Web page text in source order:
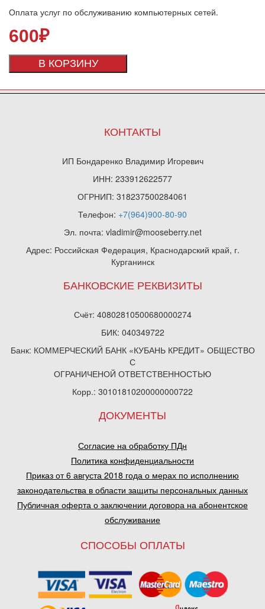
Оплата услуг по обслуживанию компьютерных сетей.
600₽
В КОРЗИНУ
КОНТАКТЫ
ИП Бондаренко Владимир Игоревич
ИНН: 233912622577
ОГРНИП: 318237500284061
Телефон: +7(964)900-80-90
Эл. почта: vladimir@mooseberry.net
Адрес: Российская Федерация, Краснодарский край, г.
Курганинск
БАНКОВСКИЕ РЕКВИЗИТЫ
Счёт: 40802810500680000274
БИК: 040349722
Банк: КОММЕРЧЕСКИЙ БАНК «КУБАНЬ КРЕДИТ» ОБЩЕСТВО
С
ОГРАНИЧЕНОЙ ОТВЕТСТВЕННОСТЬЮ
Корр.: 30101810200000000722
ДОКУМЕНТЫ
Согласие на обработку ПДн
Политика конфиденциальности
Приказ от 6 августа 2018 года о мерах по исполнению
законодательства в области защиты персональных данных
Публичная оферта о заключении договора на абонентское
обслуживание
СПОСОБЫ ОПЛАТЫ